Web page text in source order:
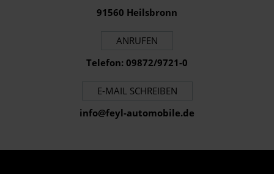
91560 Heilsbronn
ANRUFEN
Telefon: 09872/9721-0
E-MAIL SCHREIBEN
info@feyl-automobile.de